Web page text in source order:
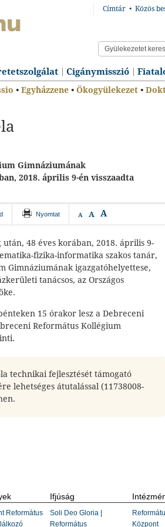
Címtár • Közös
Cigánymisszió
• Egyházzene • Ökogyülekezet •
Gimnáziumának
2018. április 9-én visszaadta
Nyomtat A A A
után, 48 éves korában, 2018. április 9-
fizika-informatika szakos tanár,
Gimnáziumának igazgatóhelyettese,
tanácsos, az Országos
15 órakor lesz a Debreceni
Református Kollégium
technikai fejlesztését támogató
lehetséges átutalással (11738008-
Református
Ifjúság
Soli Deo Gloria |
Református
Központ